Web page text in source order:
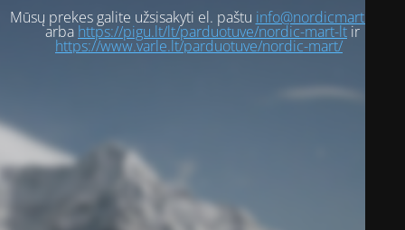
Mūsų prekes galite užsisakyti el. paštu info@nordicmart.com
arba https://pigu.lt/lt/parduotuve/nordic-mart-ltir
https://www.varle.lt/parduotuve/nordic-mart/